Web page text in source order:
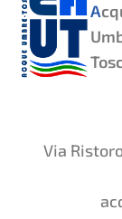
A
Via